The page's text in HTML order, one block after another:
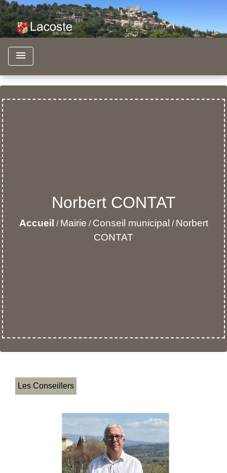
menu
Norbert CONTAT
Accueil / Mairie / Conseil municipal / Norbert
CONTAT
Les Conseillers